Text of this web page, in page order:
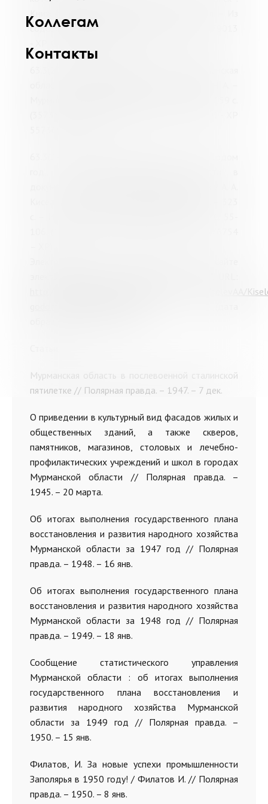
Коллегам
Контакты
Книжное издательство, 1959.
содерж.: Наш край сегодня. – С. 207-277. (379013
http://kolanord.ru/html_public/col_avtory/KiselevAA/
Мурманская область в послевоенной сталинской
пятилетке // Полярная правда. – 1947. – 7 дек.
О приведении в культурный вид фасадов жилых и
общественных зданий, а также скверов,
памятников, магазинов, столовых и лечебно-
профилактических учреждений и школ в городах
Мурманской области // Полярная правда. –
1945. – 20 марта.
Об итогах выполнения государственного плана
восстановления и развития народного хозяйства
Мурманской области за 1947 год // Полярная
правда. – 1948. – 16 янв.
Об итогах выполнения государственного плана
восстановления и развития народного хозяйства
Мурманской области за 1948 год // Полярная
правда. – 1949. – 18 янв.
Сообщение статистического управления
Мурманской области : об итогах выполнения
государственного плана восстановления и
развития народного хозяйства Мурманской
области за 1949 год // Полярная правда. –
1950. – 15 янв.
Филатов, И. За новые успехи промышленности
Заполярья в 1950 году! / Филатов И. // Полярная
правда. – 1950. – 8 янв.